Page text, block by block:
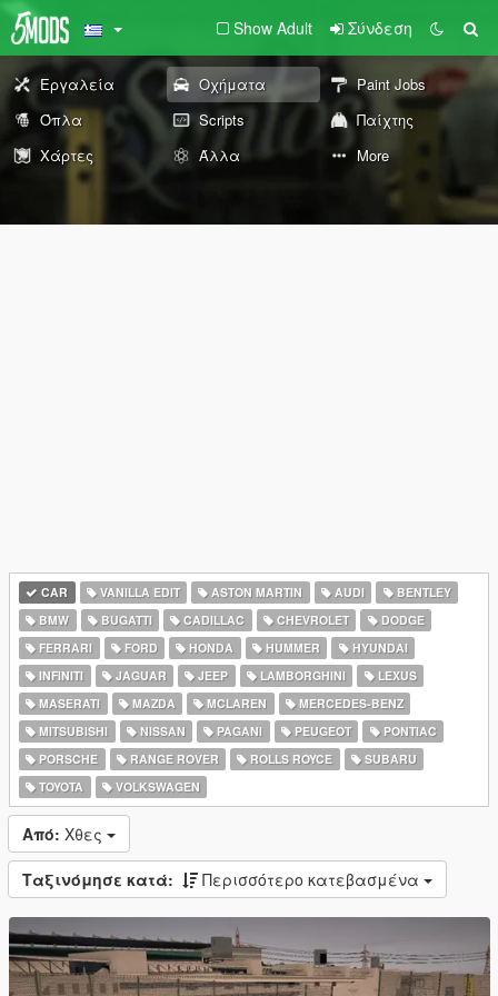
Show Adult Σύνδεση
Εργαλεία Οχήματα
Paint Jobs
Όπλα
Scripts
Παίχτης
Χάρτες
Άλλα More
CAR VANILLA EDIT ASTON MARTIN AUDI
BENTLEY
BMW
BUGATTI CADILLAC CHEVROLET
DODGE
FERRARI
FORD HONDA HUMMER
HYUNDAI
INFINITI
JAGUAR JEEP LAMBORGHINI
LEXUS
MASERATI
MAZDA MCLAREN
MERCEDES-BENZ
MITSUBISHI
NISSAN PAGANI PEUGEOT
PONTIAC
PORSCHE
RANGE ROVER ROLLS ROYCE
SUBARU
TOYOTA
VOLKSWAGEN
Από: Χθες
Ταξινόμησε κατά: Περισσότερο κατεβασμένα